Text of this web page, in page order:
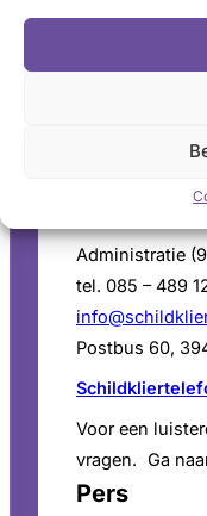
LinkedIn
X
Administratie
tel. 085 – 489
Postbus 60,
Voor een
vragen. Ga
Pers